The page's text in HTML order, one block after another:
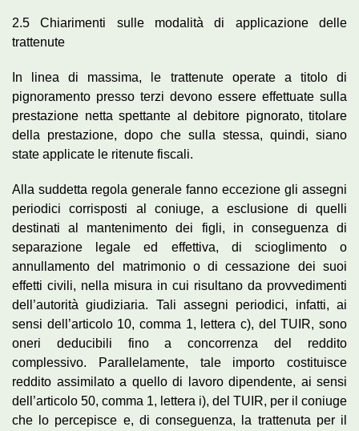
2.5 Chiarimenti sulle modalità di applicazione delle
trattenute
In linea di massima, le trattenute operate a titolo di
pignoramento presso terzi devono essere effettuate sulla
prestazione netta spettante al debitore pignorato, titolare
della prestazione, dopo che sulla stessa, quindi, siano
state applicate le ritenute fiscali.
Alla suddetta regola generale fanno eccezione gli assegni
periodici corrisposti al coniuge, a esclusione di quelli
destinati al mantenimento dei figli, in conseguenza di
separazione legale ed effettiva, di scioglimento o
annullamento del matrimonio o di cessazione dei suoi
effetti civili, nella misura in cui risultano da provvedimenti
dell’autorità giudiziaria. Tali assegni periodici, infatti, ai
sensi dell’articolo 10, comma 1, lettera c), del TUIR, sono
oneri deducibili fino a concorrenza del reddito
complessivo. Parallelamente, tale importo costituisce
reddito assimilato a quello di lavoro dipendente, ai sensi
dell’articolo 50, comma 1, lettera i), del TUIR, per il coniuge
che lo percepisce e, di conseguenza, la trattenuta per il